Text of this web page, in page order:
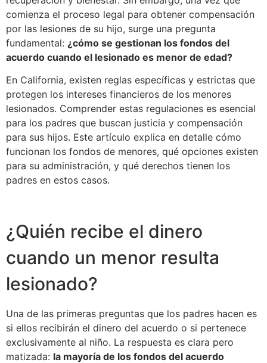
comienza el proceso legal para obtener compensación
por las lesiones de su hijo, surge una pregunta
fundamental: ¿cómo se gestionan los fondos del
acuerdo cuando el lesionado es menor de edad?
En California, existen reglas específicas y estrictas que
protegen los intereses financieros de los menores
lesionados. Comprender estas regulaciones es esencial
para los padres que buscan justicia y compensación
para sus hijos. Este artículo explica en detalle cómo
funcionan los fondos de menores, qué opciones existen
para su administración, y qué derechos tienen los
padres en estos casos.
¿Quién recibe el dinero
cuando un menor resulta
lesionado?
Una de las primeras preguntas que los padres hacen es
si ellos recibirán el dinero del acuerdo o si pertenece
exclusivamente al niño. La respuesta es clara pero
matizada: la mayoría de los fondos del acuerdo